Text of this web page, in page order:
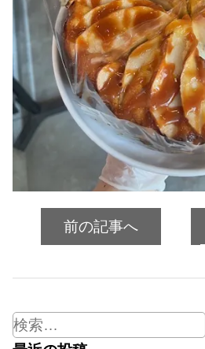
前の記事へ
検